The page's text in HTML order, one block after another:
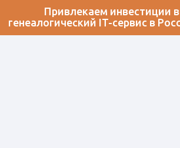
Привлекаем инвестиции
генеалогический IT-сервис в